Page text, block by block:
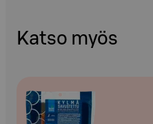
Katso myös